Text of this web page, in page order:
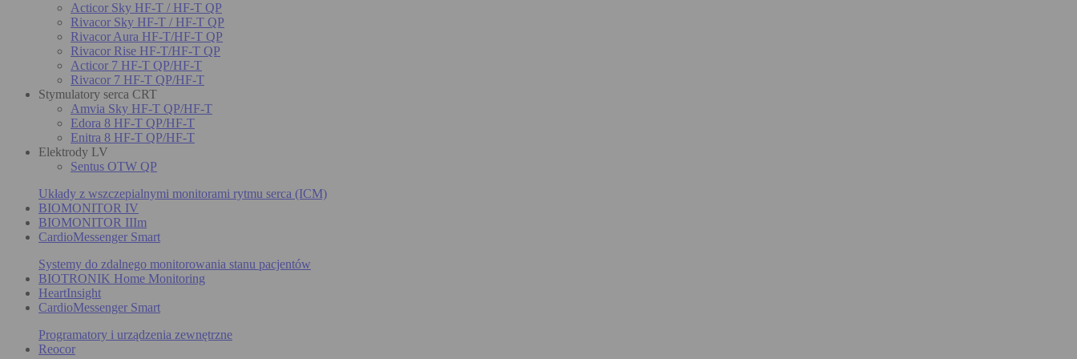
Acticor Sky HF-T / HF-T QP
Rivacor Sky HF-T / HF-T QP
Rivacor Aura HF-T/HF-T QP
Rivacor Rise HF-T/HF-T QP
Acticor 7 HF-T QP/HF-T
Rivacor 7 HF-T QP/HF-T
Stymulatory serca CRT
Amvia Sky HF-T QP/HF-T
Edora 8 HF-T QP/HF-T
Enitra 8 HF-T QP/HF-T
Elektrody LV
Sentus OTW QP
Układy z wszczepialnymi monitorami rytmu serca (ICM)
BIOMONITOR IV
BIOMONITOR IIIm
CardioMessenger Smart
Systemy do zdalnego monitorowania stanu pacjentów
BIOTRONIK Home Monitoring
HeartInsight
CardioMessenger Smart
Programatory i urządzenia zewnętrzne
Reocor